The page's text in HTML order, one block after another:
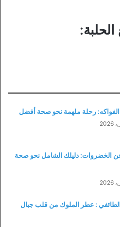
رحلة ملهمة نحو صحة أفضل
الخضروات: دليلك الشامل نحو صحة
: عطر الملوك من قلب جبال